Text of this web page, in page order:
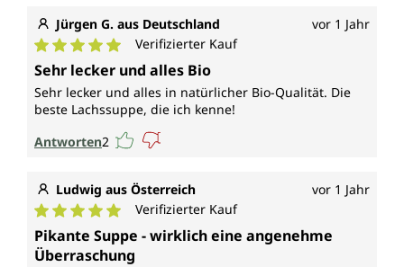
Jürgen G. aus Deutschland vor 1 Jahr
Durchschnittliche Bewertung von 5 von 5 Sternen
Verifizierter Kauf
Sehr lecker und alles Bio
Sehr lecker und alles in natürlicher Bio-Qualität. Die
beste Lachssuppe, die ich kenne!
Antworten2
Ludwig aus Österreich vor 1 Jahr
Durchschnittliche Bewertung von 5 von 5 Sternen
Verifizierter Kauf
Pikante Suppe - wirklich eine angenehme
Überraschung